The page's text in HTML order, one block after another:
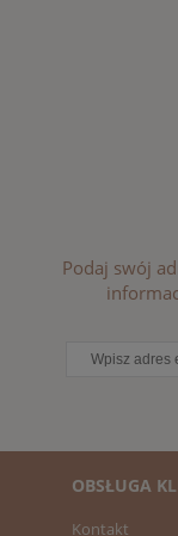
Podaj swój
OBSŁUGA
Kontakt